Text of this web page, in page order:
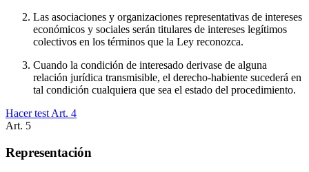
Las asociaciones y organizaciones representativas de intereses
económicos y sociales serán titulares de intereses legítimos
colectivos en los términos que la Ley reconozca.
Cuando la condición de interesado derivase de alguna
relación jurídica transmisible, el derecho-habiente sucederá en
tal condición cualquiera que sea el estado del procedimiento.
Hacer test Art. 4
Art. 5
Representación